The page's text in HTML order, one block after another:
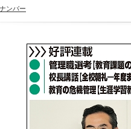
ンバー